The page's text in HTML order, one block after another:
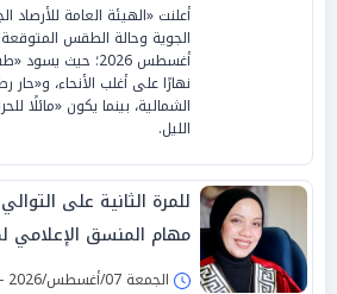
أعلنت «الهيئة العامة للأرصاد
أغسطس 2026؛ حيث
نهارًا على أغلب الأنحاء،
الشمالية، بينما يكون «مائلًا
الليل.
للمرة الثانية على
مهام المنسق الإعلامي
الأفضل" في دورته
الجمعة 07/أغسطس/2026 - 01:52 ص